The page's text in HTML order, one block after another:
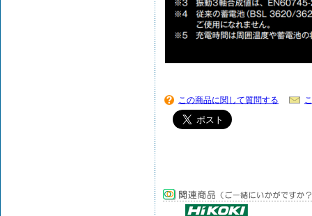
この商品に関して質問する